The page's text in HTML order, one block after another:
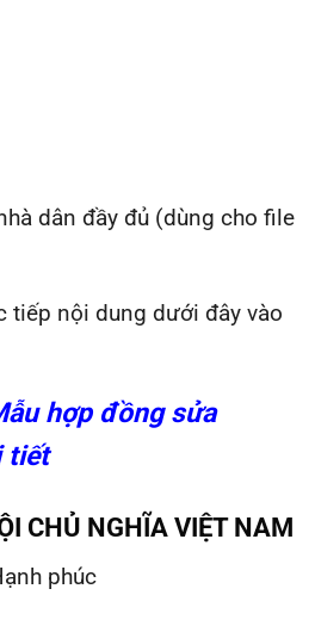
dân đầy đủ (dùng cho file
tiếp nội dung dưới đây vào
hợp đồng sửa
tiết
CHỦ NGHĨA VIỆT NAM
phúc